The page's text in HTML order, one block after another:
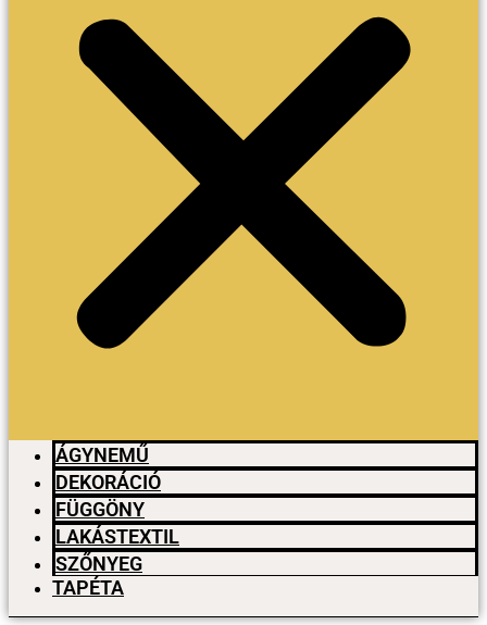
ÁGYNEMŰ
DEKORÁCIÓ
FÜGGÖNY
LAKÁSTEXTIL
SZŐNYEG
TAPÉTA